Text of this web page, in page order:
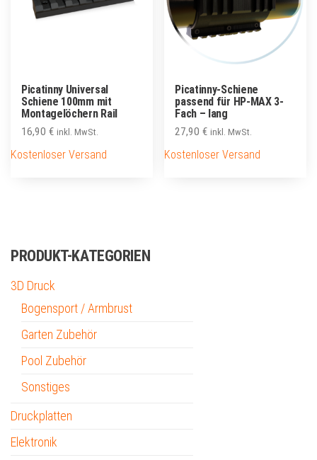
Picatinny Universal
Schiene 100mm mit
Montagelöchern Rail
16,90 € inkl. MwSt.
Kostenloser Versand
Picatinny-Schiene
passend für HP-MAX 3-
Fach – lang
27,90€ inkl. MwSt.
Kostenloser Versand
PRODUKT-KATEGORIEN
3D Druck
Bogensport / Armbrust
Garten Zubehör
Pool Zubehör
Sonstiges
Druckplatten
Elektronik